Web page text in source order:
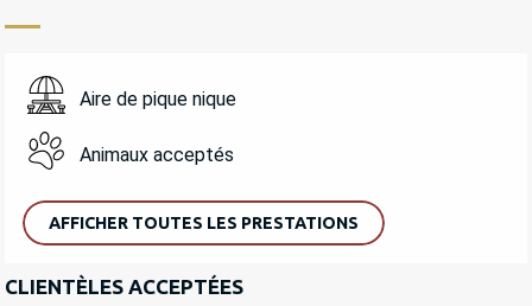
Aire de pique nique
Animaux acceptés
AFFICHER TOUTES LES PRESTATIONS
CLIENTÈLES ACCEPTÉES